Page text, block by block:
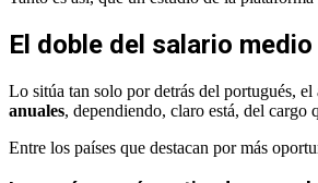
El doble del salario
Lo sitúa tan solo por detrás del portugués, el
anuales, dependiendo, claro está, del cargo
Entre los países que destacan por más